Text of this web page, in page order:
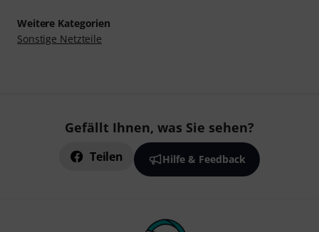
Weitere Kategorien
Sonstige Netzteile
Gefällt Ihnen, was Sie sehen?
Teilen Hilfe & Feedback